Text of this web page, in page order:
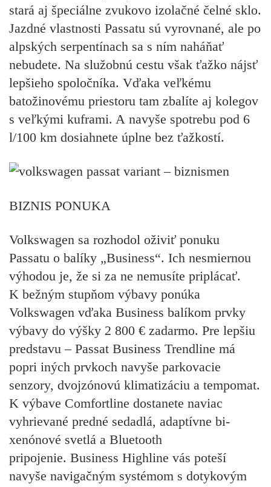
stará aj špeciálne zvukovo izolačné čelné sklo.
Jazdné vlastnosti Passatu sú vyrovnané, ale po
alpských serpentínach sa s ním naháňať
nebudete. Na služobnú cestu však ťažko nájsť
lepšieho spoločníka. Vďaka veľkému
batožinovému priestoru tam zbalíte aj kolegov
s veľkými kuframi. A navyše spotrebu pod 6
l/100 km dosiahnete úplne bez ťažkostí.
BIZNIS PONUKA
Volkswagen sa rozhodol oživiť ponuku
Passatu o balíky „Business“. Ich nesmiernou
výhodou je, že si za ne nemusíte priplácať.
K bežným stupňom výbavy ponúka
Volkswagen vďaka Business balíkom prvky
výbavy do výšky 2 800 € zadarmo. Pre lepšiu
predstavu – Passat Business Trendline má
popri iných prvkoch navyše parkovacie
senzory, dvojzónovú klimatizáciu a tempomat.
K výbave Comfortline dostanete naviac
vyhrievané predné sedadlá, adaptívne bi-
xenónové svetlá a Bluetooth
pripojenie. Business Highline vás poteší
navyše navigačným systémom s dotykovým